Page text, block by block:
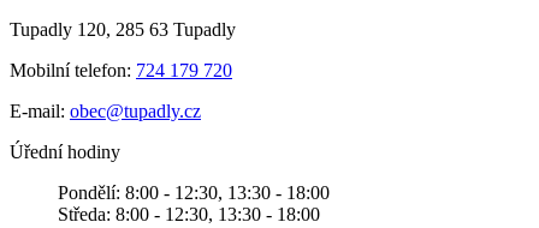
Tupadly 120, 285 63 Tupadly
Mobilní telefon: 724 179 720
E-mail: obec@tupadly.cz
Úřední hodiny
Pondělí: 8:00 - 12:30, 13:30 - 18:00
Středa: 8:00 - 12:30, 13:30 - 18:00